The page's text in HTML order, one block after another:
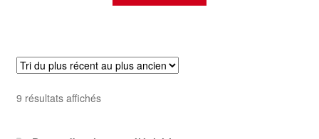
9 résultats affichésTrié